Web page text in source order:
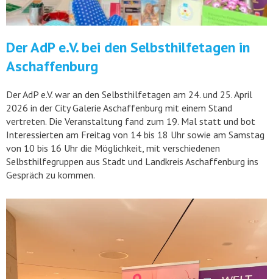
Der AdP e.V. bei den Selbsthilfetagen in
Aschaffenburg
Der AdP e.V. war an den Selbsthilfetagen am 24. und 25. April
2026 in der City Galerie Aschaffenburg mit einem Stand
vertreten. Die Veranstaltung fand zum 19. Mal statt und bot
Interessierten am Freitag von 14 bis 18 Uhr sowie am Samstag
von 10 bis 16 Uhr die Möglichkeit, mit verschiedenen
Selbsthilfegruppen aus Stadt und Landkreis Aschaffenburg ins
Gespräch zu kommen.